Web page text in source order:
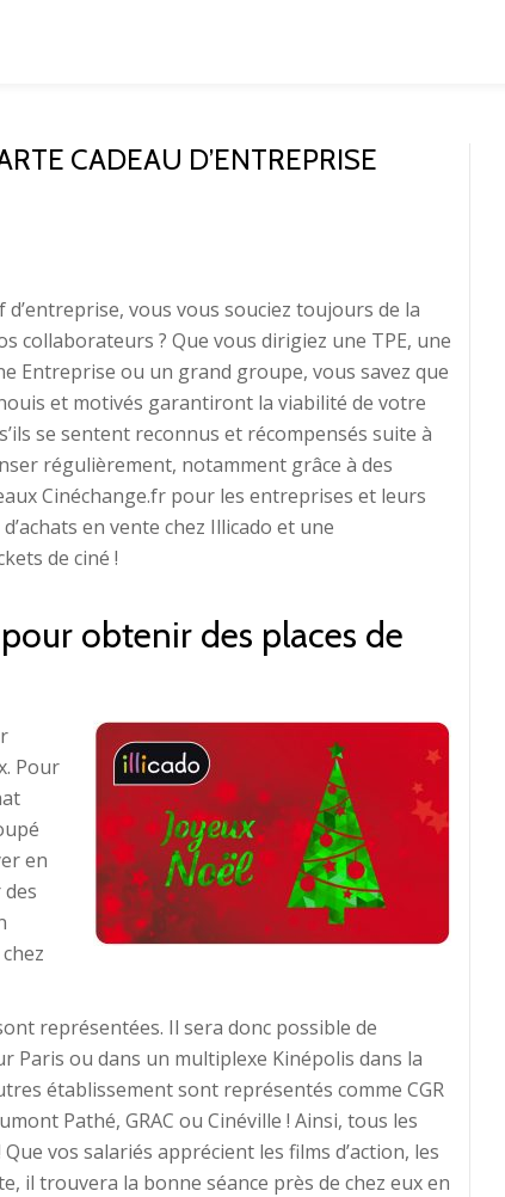
CADEAU D’ENTREPRISE
d’entreprise, vous vous souciez toujours de la
collaborateurs ? Que vous dirigiez une TPE, une
Entreprise ou un grand groupe, vous savez que
et motivés garantiront la viabilité de votre
se sentent reconnus et récompensés suite à
régulièrement, notamment grâce à des
Cinéchange.fr pour les entreprises et leurs
en vente chez Illicado et une
de ciné !
obtenir des places de
Pour
en
représentées. Il sera donc possible de
Paris ou dans un multiplexe Kinépolis dans la
établissement sont représentés comme CGR
Pathé, GRAC ou Cinéville ! Ainsi, tous les
vos salariés apprécient les films d’action, les
il trouvera la bonne séance près de chez eux en